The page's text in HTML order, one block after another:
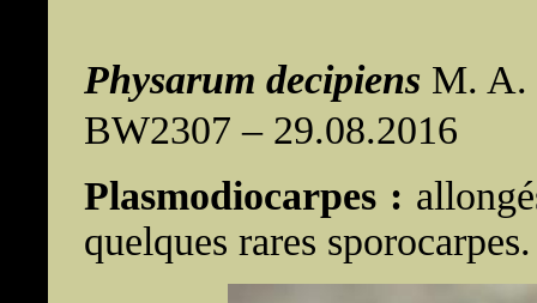
Physarum decipiens M. A.
BW2307 – 29.08.2016
Plasmodiocarpes :
quelques rares sporocarpes.